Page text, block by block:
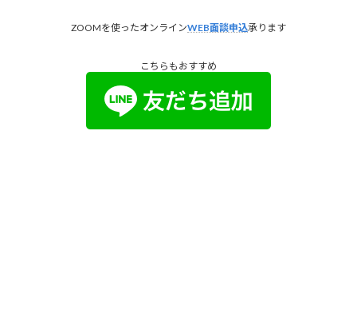
ZOOMを使ったオンラインWEB面談申込承ります
こちらもおすすめ